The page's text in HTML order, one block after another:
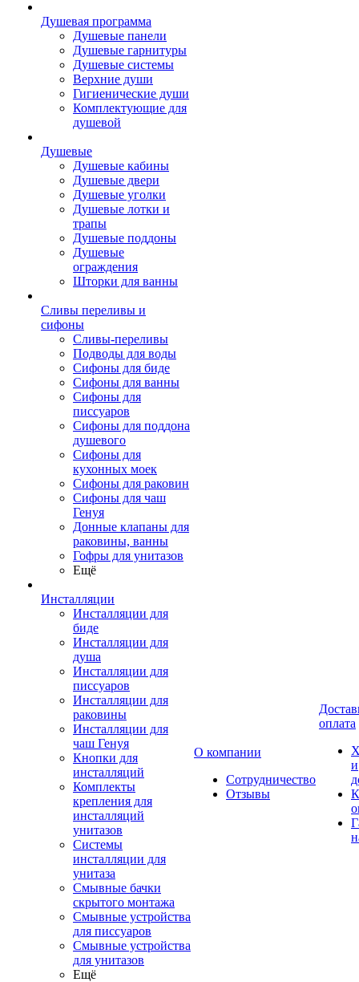
Душевая программа
Душевые панели
Душевые гарнитуры
Душевые системы
Верхние души
Гигиенические души
Комплектующие для
душевой
Душевые
Душевые кабины
Душевые двери
Душевые уголки
Душевые лотки и
трапы
Душевые поддоны
Душевые
ограждения
Шторки для ванны
Сливы переливы и
сифоны
Сливы-переливы
Подводы для воды
Сифоны для биде
Сифоны для ванны
Сифоны для
писсуаров
Сифоны для поддона
душевого
Сифоны для
кухонных моек
Сифоны для раковин
Сифоны для чаш
Генуя
Донные клапаны для
раковины, ванны
Гофры для унитазов
Ещё
Инсталляции
Инсталляции для
биде
Инсталляции для
душа
Инсталляции для
писсуаров
Инсталляции для
раковины
Инсталляции для
чаш Генуя
Кнопки для
инсталляций
Комплекты
крепления для
инсталляций
унитазов
Системы
инсталляции для
унитаза
Смывные бачки
скрытого монтажа
Смывные устройства
для писсуаров
Смывные устройства
для унитазов
Ещё
О компании
Сотрудничество
Отзывы
оплата
и